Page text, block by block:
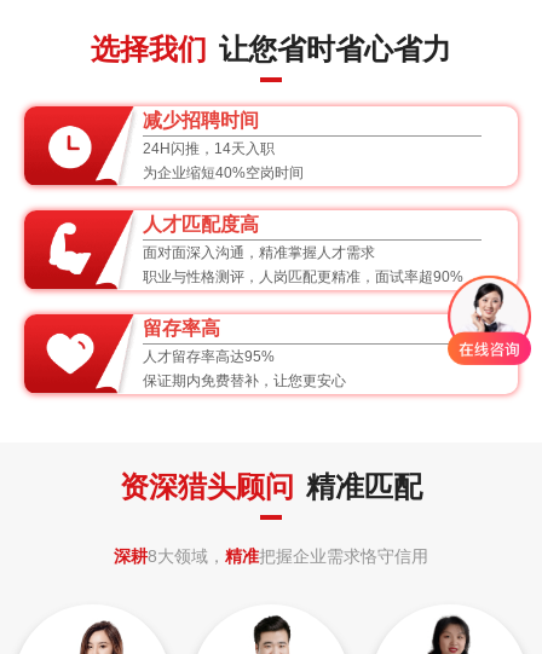
选择我们 让您省时省心省力
减少招聘时间
24H闪推，14天入职
为企业缩短40%空岗时间
人才匹配度高
面对面深入沟通，精准掌握人才需求
职业与性格测评，人岗匹配更精准，面试率超90%
留存率高
人才留存率高达95%
保证期内免费替补，让您更安心
资深猎头顾问 精准匹配
深耕8大领域， 精准把握企业需求恪守信用